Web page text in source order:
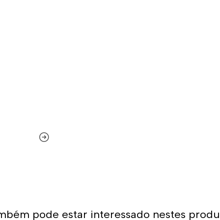
pode estar interessado nestes